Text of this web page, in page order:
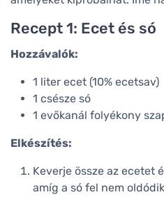
Recept 1: Ecet és só
Hozzávalók:
1 liter ecet (10% ecetsav)
1 csésze só
1 evőkanál folyékony
Elkészítés:
Keverje össze az ecetet
amíg a só fel nem